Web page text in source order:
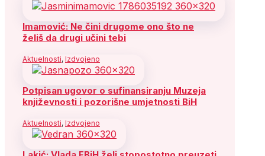
Imamović: Ne čini drugome ono što ne
želiš da drugi učini tebi
Aktuelnosti, Izdvojeno
Potpisan ugovor o sufinansiranju Muzeja
književnosti i pozorišne umjetnosti BiH
Aktuelnosti, Izdvojeno